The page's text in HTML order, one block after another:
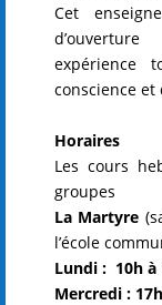
Cet
expérience
conscience et
Horaires
Les cours
groupes
La Martyre
l’école
Lundi : 10h à
Mercredi :